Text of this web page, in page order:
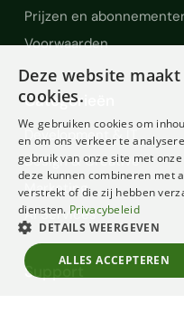
Prijzen en
Voorwaarden
Categorieën
Development & IT
Design & Creative
Marketing
AI Services
Support
Deze website
cookies.
We gebruiken cookies om
en om ons verkeer te
gebruik van onze site met
deze kunnen combineren met
verstrekt of die zij hebben
diensten. Privacybeleid
DETAILS WEERGEVEN
ALLES ACCEPTEREN